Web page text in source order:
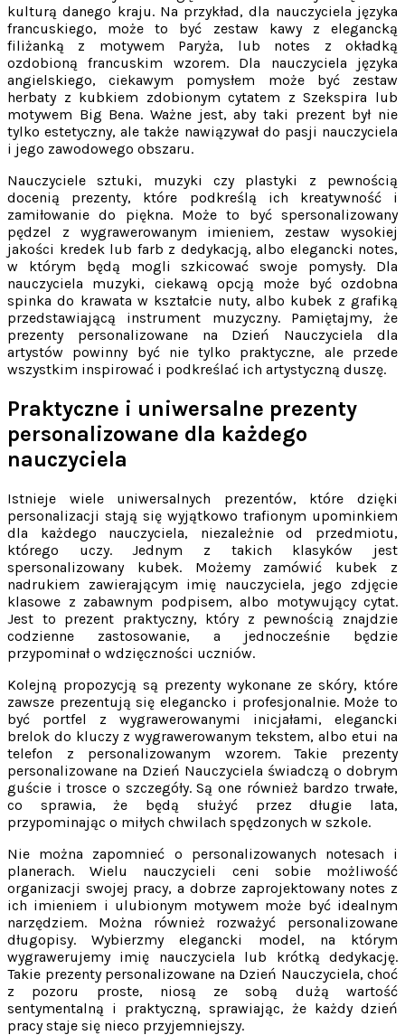
kulturą danego kraju. Na przykład, dla nauczyciela języka
francuskiego, może to być zestaw kawy z elegancką
filiżanką z motywem Paryża, lub notes z okładką
ozdobioną francuskim wzorem. Dla nauczyciela języka
angielskiego, ciekawym pomysłem może być zestaw
herbaty z kubkiem zdobionym cytatem z Szekspira lub
motywem Big Bena. Ważne jest, aby taki prezent był nie
tylko estetyczny, ale także nawiązywał do pasji nauczyciela
i jego zawodowego obszaru.
Nauczyciele sztuki, muzyki czy plastyki z pewnością
docenią prezenty, które podkreślą ich kreatywność i
zamiłowanie do piękna. Może to być spersonalizowany
pędzel z wygrawerowanym imieniem, zestaw wysokiej
jakości kredek lub farb z dedykacją, albo elegancki notes,
w którym będą mogli szkicować swoje pomysły. Dla
nauczyciela muzyki, ciekawą opcją może być ozdobna
spinka do krawata w kształcie nuty, albo kubek z grafiką
przedstawiającą instrument muzyczny. Pamiętajmy, że
prezenty personalizowane na Dzień Nauczyciela dla
artystów powinny być nie tylko praktyczne, ale przede
wszystkim inspirować i podkreślać ich artystyczną duszę.
Praktyczne i uniwersalne prezenty
personalizowane dla każdego
nauczyciela
Istnieje wiele uniwersalnych prezentów, które dzięki
personalizacji stają się wyjątkowo trafionym upominkiem
dla każdego nauczyciela, niezależnie od przedmiotu,
którego uczy. Jednym z takich klasyków jest
spersonalizowany kubek. Możemy zamówić kubek z
nadrukiem zawierającym imię nauczyciela, jego zdjęcie
klasowe z zabawnym podpisem, albo motywujący cytat.
Jest to prezent praktyczny, który z pewnością znajdzie
codzienne zastosowanie, a jednocześnie będzie
przypominał o wdzięczności uczniów.
Kolejną propozycją są prezenty wykonane ze skóry, które
zawsze prezentują się elegancko i profesjonalnie. Może to
być portfel z wygrawerowanymi inicjałami, elegancki
brelok do kluczy z wygrawerowanym tekstem, albo etui na
telefon z personalizowanym wzorem. Takie prezenty
personalizowane na Dzień Nauczyciela świadczą o dobrym
guście i trosce o szczegóły. Są one również bardzo trwałe,
co sprawia, że będą służyć przez długie lata,
przypominając o miłych chwilach spędzonych w szkole.
Nie można zapomnieć o personalizowanych notesach i
planerach. Wielu nauczycieli ceni sobie możliwość
organizacji swojej pracy, a dobrze zaprojektowany notes z
ich imieniem i ulubionym motywem może być idealnym
narzędziem. Można również rozważyć personalizowane
długopisy. Wybierzmy elegancki model, na którym
wygrawerujemy imię nauczyciela lub krótką dedykację.
Takie prezenty personalizowane na Dzień Nauczyciela, choć
z pozoru proste, niosą ze sobą dużą wartość
sentymentalną i praktyczną, sprawiając, że każdy dzień
pracy staje się nieco przyjemniejszy.